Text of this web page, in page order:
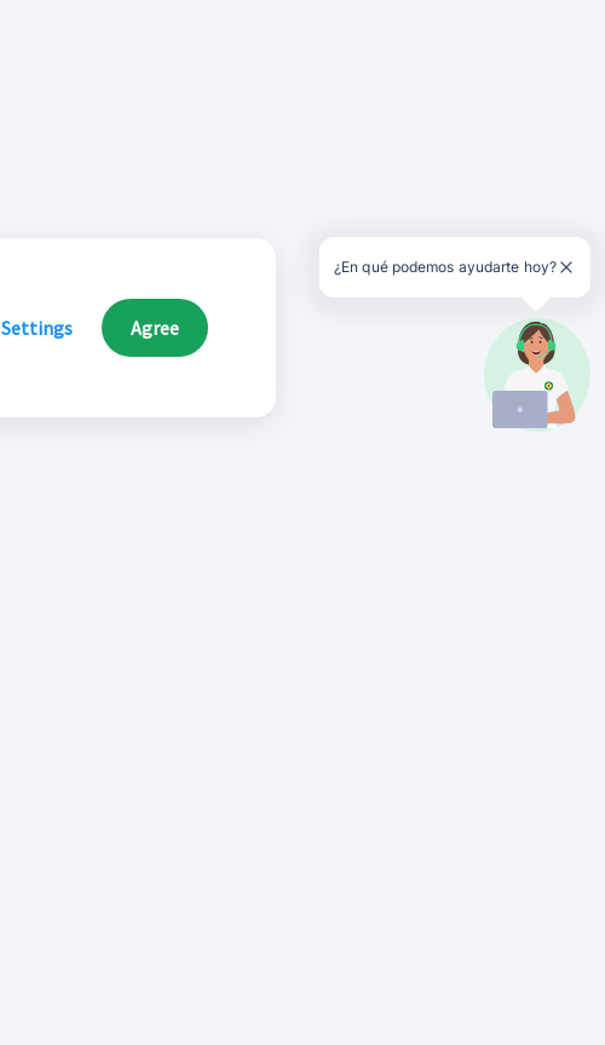
¿En qué podemos ayudarte hoy?
Settings Agree